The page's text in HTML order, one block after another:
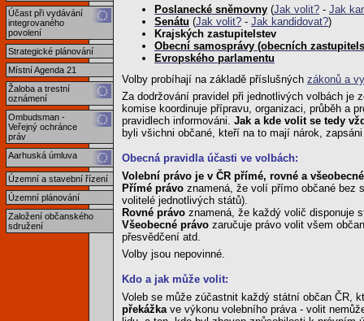
Účast při vydávání
integrovaného
povolení
Strategické plánování
Místní Agenda 21
Žaloba a trestní
oznámení
Ombudsman -
Veřejný ochránce
práv
Aarhuská úmluva
Územní a stavební řízení
Územní plánování
Založení občanského
sdružení
Poslanecké sněmovny (Jak volit? - Jak
Senátu (Jak volit? - Jak kandidovat?)
Krajských zastupitelstev
Obecní samosprávy (obecních
Evropského parlamentu
Volby probíhají na základě příslušných zákonů a
Za dodržování pravidel při jednotlivých volbách je
komise koordinuje přípravu, organizaci, průběh a
pravidlech informováni. Jak a kde volit se tedy
byli všichni občané, kteří na to mají nárok,
Obecná pravidla účasti ve volbách:
Volební právo je v ČR přímé, rovné a všeobecné
Přímé právo znamená, že volí přímo občané bez
volitelé jednotlivých států).
Rovné právo znamená, že každý volič disponuje
Všeobecné právo zaručuje právo volit všem
přesvědčení atd.
Volby jsou nepovinné.
Kdo a jak může volit:
Voleb se může zúčastnit každý státní občan ČR,
překážka ve výkonu volebního práva - volit